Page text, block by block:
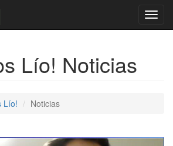
Lío! Noticias
Lío! Noticias